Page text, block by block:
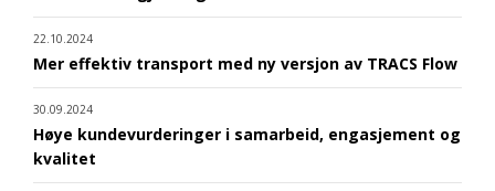
22.10.2024
Mer effektiv transport med ny versjon av TRACS Flow
30.09.2024
Høye kundevurderinger i samarbeid, engasjement og
kvalitet